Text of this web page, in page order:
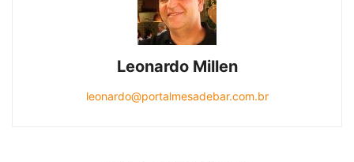
Leonardo Millen
leonardo@portalmesadebar.com.br